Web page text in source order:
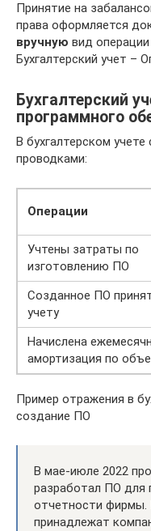
Принятие на
права оформляется
вручную вид операции
Бухгалтерский учет –
Бухгалтерский
программного
В бухгалтерском
проводками:
Операции
Учтены затраты по
изготовлению ПО
Созданное ПО
учету
Начислена
амортизация по
Пример отражения в
создание ПО
В мае-июле 2022
разработал ПО для
отчетности фирмы.
принадлежат